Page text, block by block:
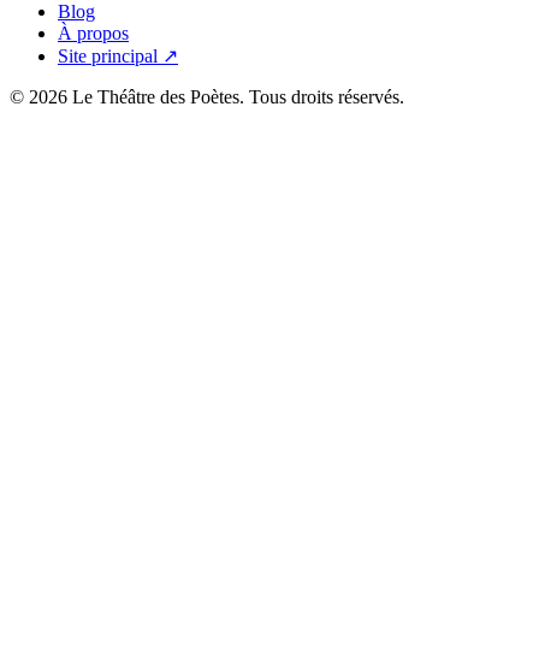
Blog
À propos
Site principal ↗
© 2026 Le Théâtre des Poètes. Tous droits réservés.